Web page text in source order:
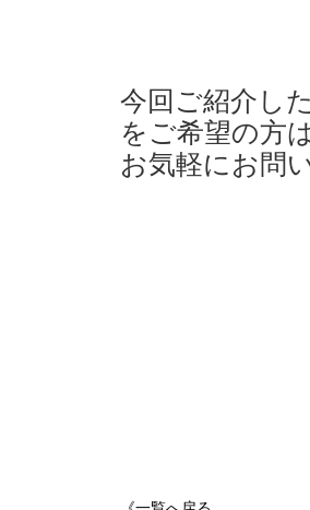
今回ご紹介し
をご希望の方
お気軽にお問